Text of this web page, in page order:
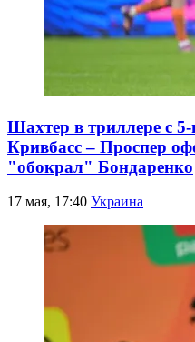
Шахтер в триллере с
Кривбасс – Проспер
"обокрал" Бондаренко
17 мая, 17:40 Украина